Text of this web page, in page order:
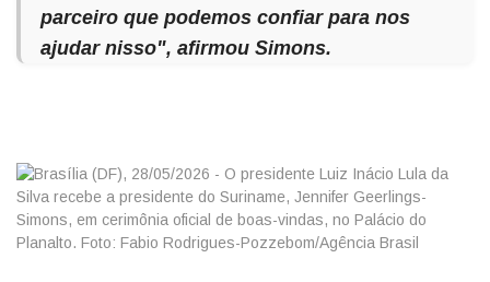
parceiro que podemos confiar para nos
ajudar nisso", afirmou Simons.